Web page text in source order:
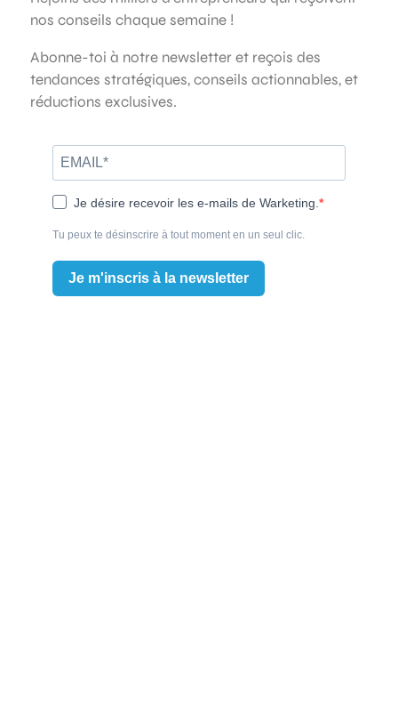
nos conseils chaque semaine !
Abonne-toi à notre newsletter et reçois des
tendances stratégiques, conseils actionnables, et
réductions exclusives.
Je désire recevoir les e-mails de Warketing.
Tu peux te désinscrire à tout moment en un seul clic.
Je m'inscris à la newsletter